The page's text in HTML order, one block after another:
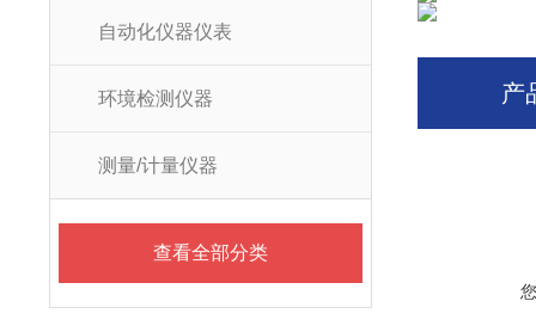
自动化仪器仪表
环境检测仪器
测量/计量仪器
查看全部分类
产